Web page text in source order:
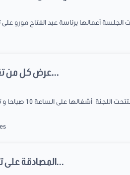
عرض كل من تقرير اللجنة حول مقترح القانون عدد 2017/21 المتعلق بحماية الفلاحين من السرقات...
المصادقة على تقريري مقترحي القانونين عدد 2017/21 المتعلق بحماية الفلاحين من السرقات و عدد...